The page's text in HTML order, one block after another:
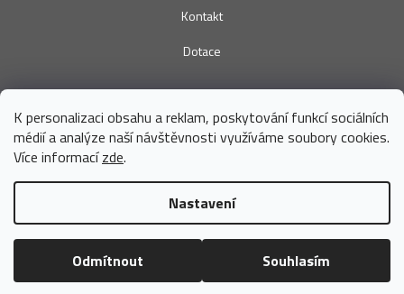
K personalizaci obsahu a reklam, poskytování funkcí sociálních
médií a analýze naší návštěvnosti využíváme soubory cookies.
Více informacízde.
Nastavení
Odmítnout Souhlasím
Kontakt
Dotace
Náměstí Míru 206, 696 42 Vracov
+420 736 678 197
(Po - Pá 7 - 15h)